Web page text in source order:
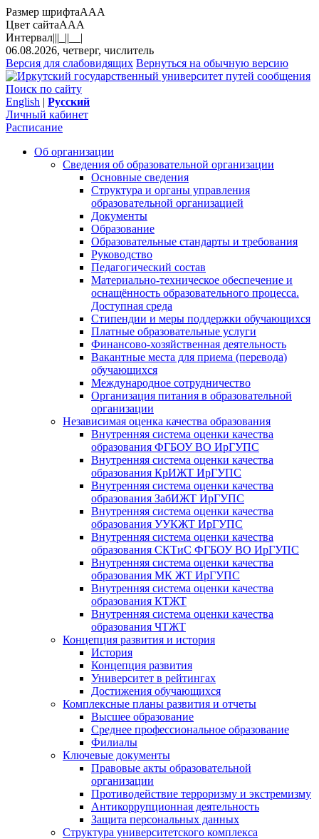
Размер шрифтаAAA
Цвет сайтаAAA
Интервал|||_||__|
06.08.2026, четверг, числитель
Версия для слабовидящих Вернуться на обычную версию
Поиск по сайту
English | Русский
Личный кабинет
Расписание
Об организации
Сведения об образовательной организации
Основные сведения
Структура и органы управления
образовательной организацией
Документы
Образование
Образовательные стандарты и требования
Руководство
Педагогический состав
Материально-техническое обеспечение и
оснащённость образовательного процесса.
Доступная среда
Стипендии и меры поддержки обучающихся
Платные образовательные услуги
Финансово-хозяйственная деятельность
Вакантные места для приема (перевода)
обучающихся
Международное сотрудничество
Организация питания в образовательной
организации
Независимая оценка качества образования
Внутренняя система оценки качества
образования ФГБОУ ВО ИрГУПС
Внутренняя система оценки качества
образования КрИЖТ ИрГУПС
Внутренняя система оценки качества
образования ЗабИЖТ ИрГУПС
Внутренняя система оценки качества
образования УУКЖТ ИрГУПС
Внутренняя система оценки качества
образования СКТиС ФГБОУ ВО ИрГУПС
Внутренняя система оценки качества
образования МК ЖТ ИрГУПС
Внутренняя система оценки качества
образования КТЖТ
Внутренняя система оценки качества
образования ЧТЖТ
Концепция развития и история
История
Концепция развития
Университет в рейтингах
Достижения обучающихся
Комплексные планы развития и отчеты
Высшее образование
Среднее профессиональное образование
Филиалы
Ключевые документы
Правовые акты образовательной
организации
Противодействие терроризму и экстремизму
Антикоррупционная деятельность
Защита персональных данных
Структура университетского комплекса